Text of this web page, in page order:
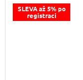
SLEVA až 5% po
registraci